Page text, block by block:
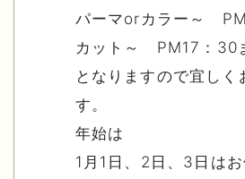
パーマorカラー～
カット～ PM17：30
となりますので宜しく
す。
年始は
1月1日、2日、3日は